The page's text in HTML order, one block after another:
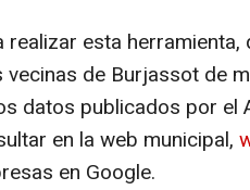
realizar esta
vecinas de Burjassot de
datos publicados por el
en la web municipal,
en Google.